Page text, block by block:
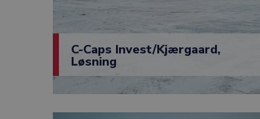
C-Caps Invest/Kjærgaard,
Løsning